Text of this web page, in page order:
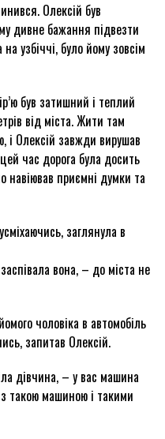
Олексій був
дивне бажання підвезти
узбіччі, було йому зовсім
був затишний і теплий
від міста. Жити там
і Олексій завжди вирушав
час дорога була досить
навіював приємні думки та
заглянула в
вона, – до міста не
чоловіка в автомобіль
запитав Олексій.
дівчина, – у вас машина
такою машиною і такими